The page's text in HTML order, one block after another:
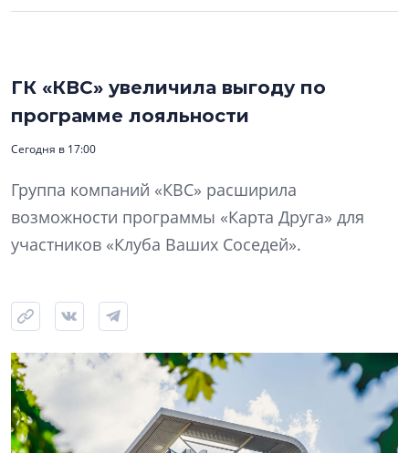
ГК «КВС» увеличила выгоду по
программе лояльности
Сегодня в 17:00
Группа компаний «КВС» расширила
возможности программы «Карта Друга» для
участников «Клуба Ваших Соседей».